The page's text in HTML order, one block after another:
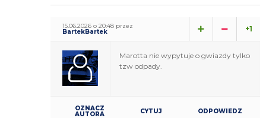
15.06.2026 o 20:48 przez
BartekBartek +1
Marotta nie wypytuje o gwiazdy tylko
tzw odpady.
OZNACZ
AUTORA CYTUJ ODPOWIEDZ